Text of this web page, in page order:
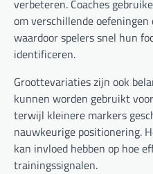
verbeteren. Coaches
om verschillende
waardoor spelers snel hun
identificeren.
Groottevariaties zijn ook
kunnen worden gebruikt
terwijl kleinere markers
nauwkeurige positionering.
kan invloed hebben op hoe
trainingssignalen.